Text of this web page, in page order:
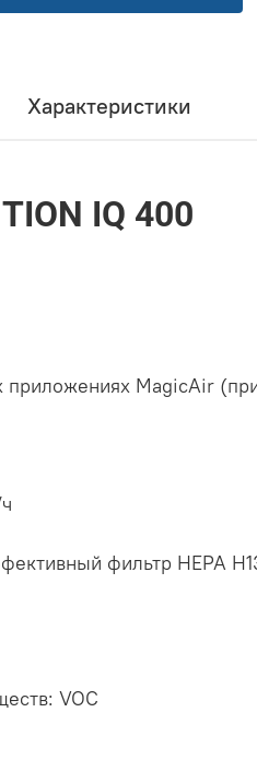
Характеристики
TION IQ 400
MagicAir
фильтр HEPA
VOC